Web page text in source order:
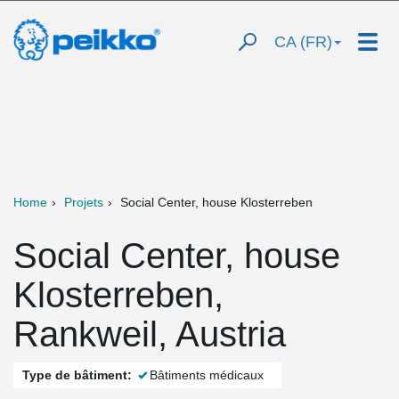
CA (FR)
Home Projets Social Center, house Klosterreben
Social Center, house
Klosterreben,
Rankweil, Austria
Type de bâtiment: Bâtiments médicaux